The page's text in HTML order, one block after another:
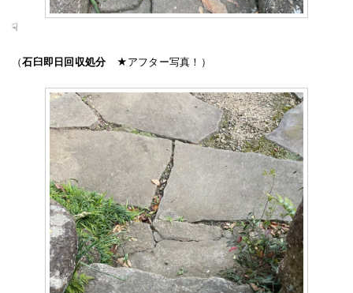
☟
（石臼即日回収処分★アフター写真！）